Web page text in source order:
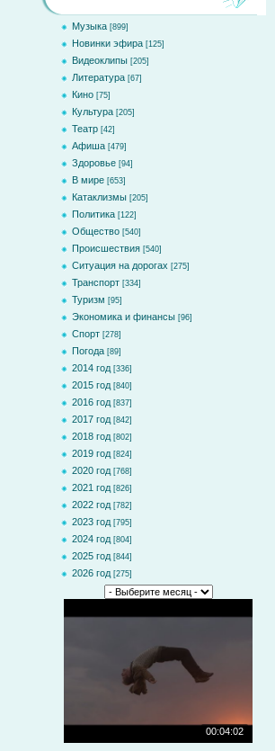
Музыка [899]
Новинки эфира [125]
Видеоклипы [205]
Литература [67]
Кино [75]
Культура [205]
Театр [42]
Афиша [479]
Здоровье [94]
В мире [653]
Катаклизмы [205]
Политика [122]
Общество [540]
Происшествия [540]
Ситуация на дорогах [275]
Транспорт [334]
Туризм [95]
Экономика и финансы [96]
Спорт [278]
Погода [89]
2014 год [336]
2015 год [840]
2016 год [837]
2017 год [842]
2018 год [802]
2019 год [824]
2020 год [768]
2021 год [826]
2022 год [782]
2023 год [795]
2024 год [804]
2025 год [844]
2026 год [275]
00:04:02